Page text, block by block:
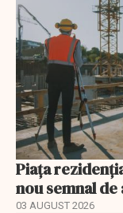
Piața
nou semnal
03 AUGUST 2026